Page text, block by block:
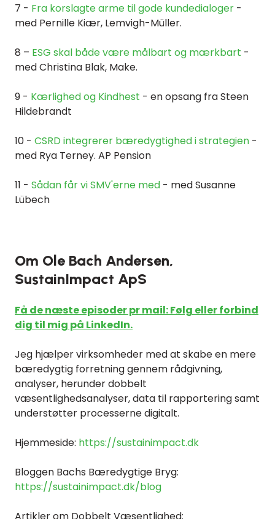
7 - Fra korslagte arme til gode kundedialoger -
med Pernille Kiær, Lemvigh-Müller.
8 – ESG skal både være målbart og mærkbart -
med Christina Blak, Make.
9 - Kærlighed og Kindhest - en opsang fra Steen
Hildebrandt
10 - CSRD integrerer bæredygtighed i strategien -
med Rya Terney. AP Pension
11 - Sådan får vi SMV'erne med - med Susanne
Lübech
Om Ole Bach Andersen,
SustainImpact ApS
Få de næste episoder pr mail: Følg eller forbind
dig til mig på LinkedIn.
Jeg hjælper virksomheder med at skabe en mere
bæredygtig forretning gennem rådgivning,
analyser, herunder dobbelt
væsentlighedsanalyser, data til rapportering samt
understøtter processerne digitalt.
Hjemmeside: https://sustainimpact.dk
Bloggen Bachs Bæredygtige Bryg:
https://sustainimpact.dk/blog
Artikler om Dobbelt Væsentlighed: